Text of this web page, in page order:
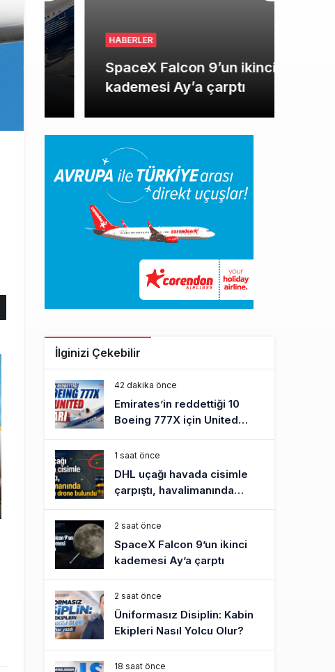
HABERLER
SpaceX Falcon 9’un ikinci
kademesi Ay’a çarptı
İlginizi Çekebilir
42 dakika önce
Emirates’in reddettiği 10
Boeing 777X için United
kararı
1 saat önce
DHL uçağı havada cisimle
çarpıştı, havalimanında
patlayıcı drone bulundu
2 saat önce
SpaceX Falcon 9’un ikinci
kademesi Ay’a çarptı
2 saat önce
Üniformasız Disiplin: Kabin
Ekipleri Nasıl Yolcu Olur?
18 saat önce